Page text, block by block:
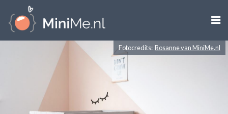

ZWANGER WORDEN
Fotocredits: Rosanne van MiniMe.nl